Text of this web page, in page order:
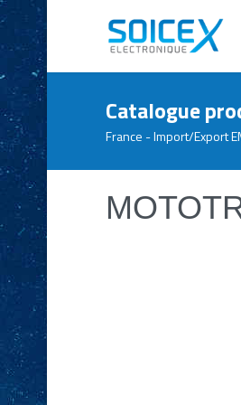
Catalogue
France - Import/Export